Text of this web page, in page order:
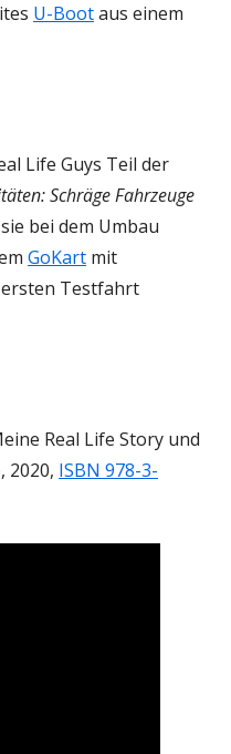
U-Bootaus einem
Life Guys Teil der
Schräge Fahrzeuge
bei dem Umbau
GoKart mit
Testfahrt
Real Life Story und
2020, ISBN 978-3-